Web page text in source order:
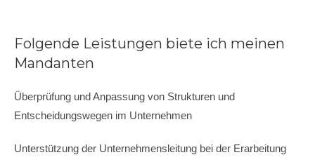
Folgende Leistungen biete ich meinen
Mandanten
Überprüfung und Anpassung von Strukturen und
Entscheidungswegen im Unternehmen
Unterstützung der Unternehmensleitung bei der Erarbeitung